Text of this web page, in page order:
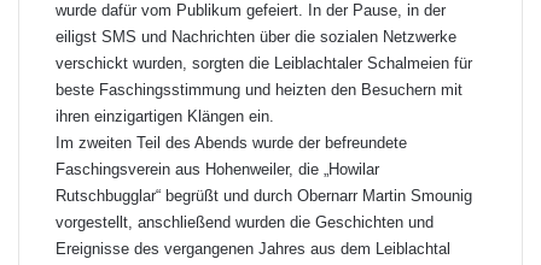
wurde dafür vom Publikum gefeiert. In der Pause, in der
eiligst SMS und Nachrichten über die sozialen Netzwerke
verschickt wurden, sorgten die Leiblachtaler Schalmeien für
beste Faschingsstimmung und heizten den Besuchern mit
ihren einzigartigen Klängen ein.
Im zweiten Teil des Abends wurde der befreundete
Faschingsverein aus Hohenweiler, die „Howilar
Rutschbugglar“ begrüßt und durch Obernarr Martin Smounig
vorgestellt, anschließend wurden die Geschichten und
Ereignisse des vergangenen Jahres aus dem Leiblachtal